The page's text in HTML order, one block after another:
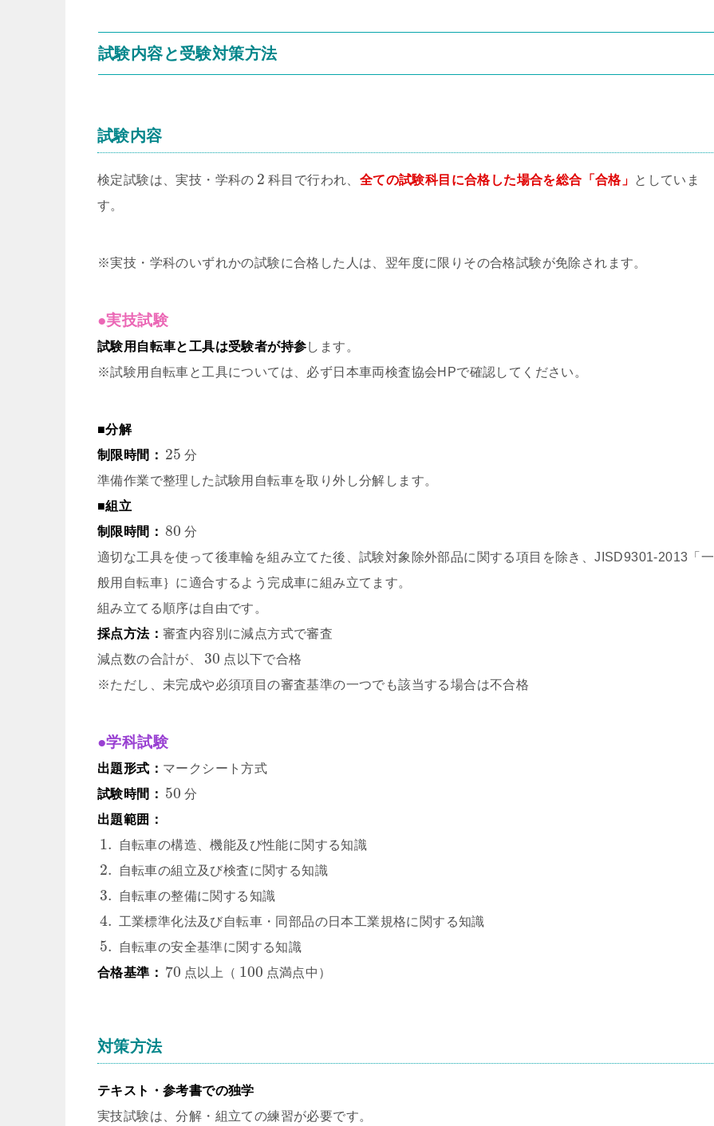
試験内容と受験対策方法
試験内容
検定試験は、実技・学科の 2 科目で行われ、 全ての試験科目に合格した場合を総合「合格」 としていま
す。
※実技・学科のいずれかの試験に合格した人は、翌年度に限りその合格試験が免除されます。
●実技試験
試験用自転車と工具は受験者が持参します。
※試験用自転車と工具については、必ず日本車両検査協会HPで確認してください。
■分解
制限時間： 25 分
準備作業で整理した試験用自転車を取り外し分解します。
■組立
制限時間： 80 分
適切な工具を使って後車輪を組み立てた後、試験対象除外部品に関する項目を除き、JISD9301-2013「一
般用自転車｝に適合するよう完成車に組み立てます。
組み立てる順序は自由です。
採点方法： 審査内容別に減点方式で審査
減点数の合計が、
30 点以下で合格
※ただし、未完成や必須項目の審査基準の一つでも該当する場合は不合格
●学科試験
出題形式： マークシート方式
試験時間： 50 分
出題範囲：
1. 自転車の構造、機能及び性能に関する知識
2. 自転車の組立及び検査に関する知識
3. 自転車の整備に関する知識
4. 工業標準化法及び自転車・同部品の日本工業規格に関する知識
5.
自転車の安全基準に関する知識
合格基準： 70 点以上（ 100 点満点中）
対策方法
テキスト・参考書での独学
実技試験は、分解・組立ての練習が必要です。